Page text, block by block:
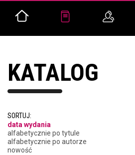
KATALOG
SORTUJ:
data wydania
alfabetycznie po tytule
alfabetycznie po autorze
nowość